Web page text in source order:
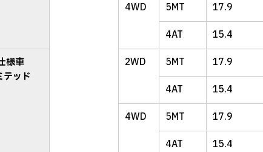
4WD
5MT 17.9
4AT
15.4
様車
ッド
2WD 5MT 17.9
4AT
15.4
4WD
5MT 17.9
4AT
15.4